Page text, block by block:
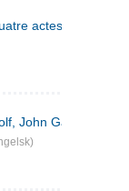
actes
John Gabriel